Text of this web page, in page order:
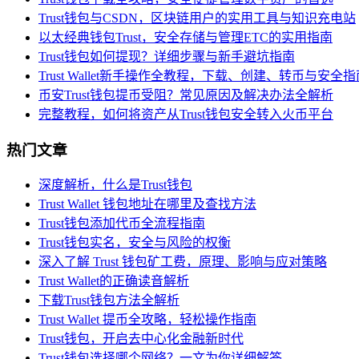
Trust钱包与CSDN，区块链用户的实用工具与知识充电站
以太经典钱包Trust，安全存储与管理ETC的实用指南
Trust钱包如何提现？详细步骤与新手避坑指南
Trust Wallet新手操作全教程，下载、创建、转币与安全指
币安Trust钱包提币受阻？常见原因及解决办法全解析
完整教程，如何将资产从Trust钱包安全转入火币平台
热门文章
深度解析，什么是Trust钱包
Trust Wallet 钱包地址在哪里及查找方法
Trust钱包添加代币全流程指南
Trust钱包实名，安全与风险的权衡
深入了解 Trust 钱包矿工费，原理、影响与应对策略
Trust Wallet的正确读音解析
下载Trust钱包方法全解析
Trust Wallet 提币全攻略，轻松操作指南
Trust钱包，开启去中心化金融新时代